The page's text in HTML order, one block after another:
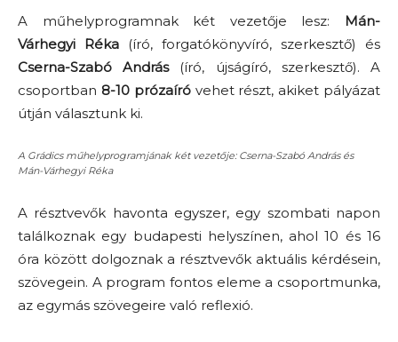
A műhelyprogramnak két vezetője lesz: Mán-
Várhegyi Réka (író, forgatókönyvíró, szerkesztő) és
Cserna-Szabó András(író, újságíró, szerkesztő). A
csoportban 8-10 prózaíróvehet részt, akiket pályázat
útján választunk ki.
A Grádics műhelyprogramjának két vezetője: Cserna-Szabó András és
Mán-Várhegyi Réka
A résztvevők havonta egyszer, egy szombati napon
találkoznak egy budapesti helyszínen, ahol 10 és 16
óra között dolgoznak a résztvevők aktuális kérdésein,
szövegein. A program fontos eleme a csoportmunka,
az egymás szövegeire való reflexió.